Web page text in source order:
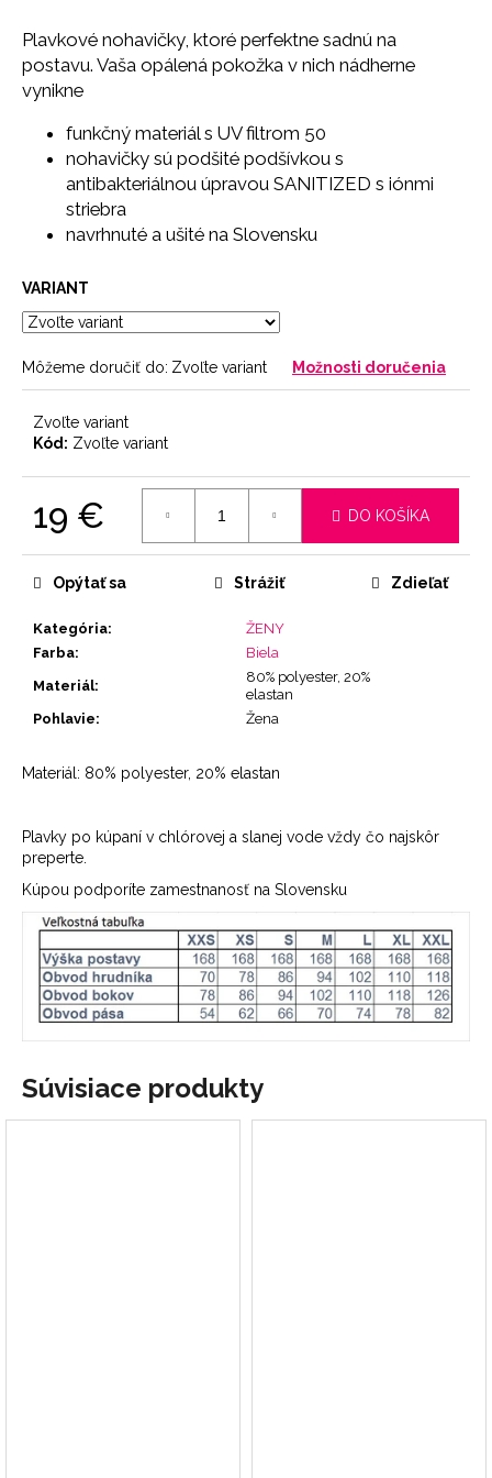
Plavkové nohavičky, ktoré perfektne sadnú na
postavu. Vaša opálená pokožka v nich nádherne
vynikne
funkčný materiál s UV filtrom 50
nohavičky sú podšité podšívkou s
antibakteriálnou úpravou SANITIZED s iónmi
striebra
navrhnuté a ušité na Slovensku
VARIANT
Môžeme doručiť do: Zvoľte variant Možnosti doručenia
Zvoľte variant
Kód: Zvoľte variant
19 € DO KOŠÍKA
Kategória:
ŽENY
Farba:
Biela
Materiál:
80% polyester, 20%
elastan
Pohlavie: Žena
Opýtať sa Strážiť Zdieľať
Materiál: 80% polyester, 20% elastan
Plavky po kúpaní v chlórovej a slanej vode vždy čo najskôr
preperte.
Kúpou podporíte zamestnanosť na Slovensku
Súvisiace produkty
a
m
e
SŤAHOVACIE
NOHAVIČKY